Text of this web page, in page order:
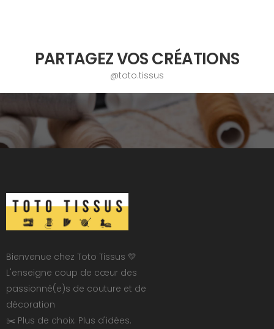
PARTAGEZ VOS CRÉATIONS
@toto.tissus
Bienvenue chez Toto Tissus 💛
L'enseigne coup de cœur des
passionné(e)s de couture et de
décoration
✂️ Plus de choix. Plus d'idées.